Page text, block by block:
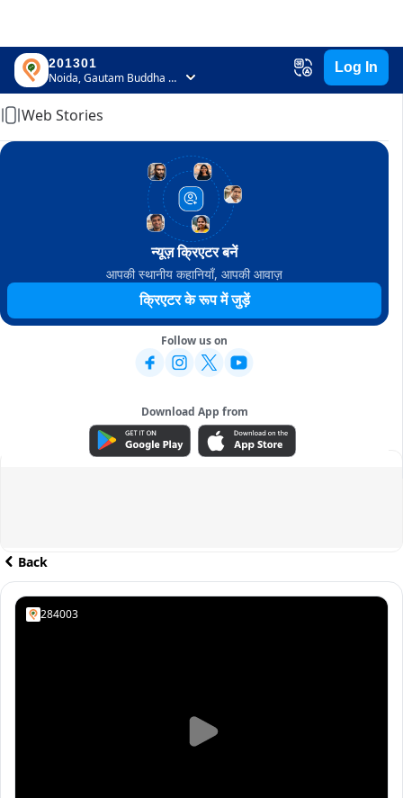
201301
Noida, Gautam Buddha Nagar, Uttar Pradesh
Log In
Home
Web Stories
न्यूज़ क्रिएटर बनें
आपकी स्थानीय कहानियाँ, आपकी आवाज़
क्रिएटर के रूप में जुड़ें
Follow us on
Download App from
ADVERTISEMENT
Back
284003